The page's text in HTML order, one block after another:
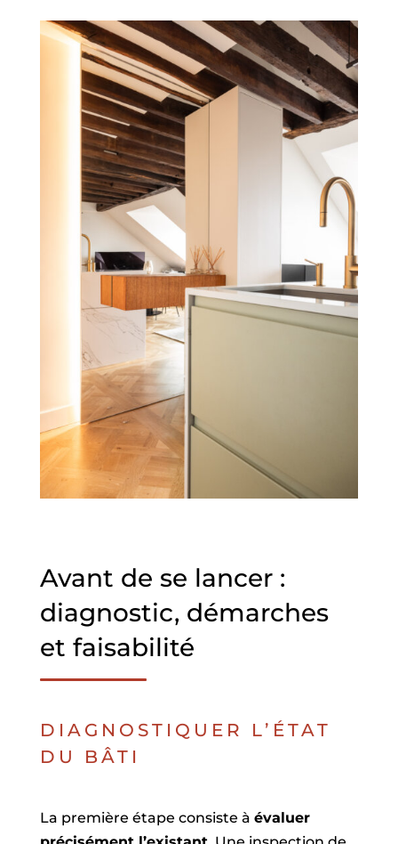
Avant de se lancer :
diagnostic, démarches
et faisabilité
DIAGNOSTIQUER L’ÉTAT
DU BÂTI
La première étape consiste à évaluer